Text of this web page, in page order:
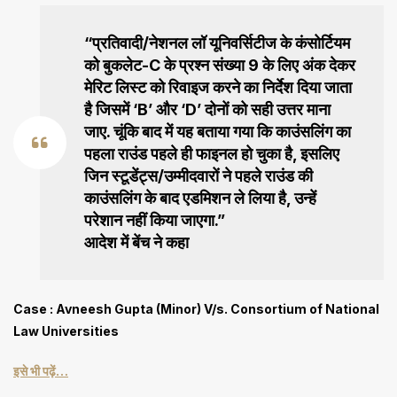
“प्रतिवादी/नेशनल लॉ यूनिवर्सिटीज के कंसोर्टियम
को बुकलेट-C के प्रश्न संख्या 9 के लिए अंक देकर
मेरिट लिस्ट को रिवाइज करने का निर्देश दिया जाता
है जिसमें ‘B’ और ‘D’ दोनों को सही उत्तर माना
जाए. चूंकि बाद में यह बताया गया कि काउंसलिंग का
पहला राउंड पहले ही फाइनल हो चुका है, इसलिए
जिन स्टूडेंट्स/उम्मीदवारों ने पहले राउंड की
काउंसलिंग के बाद एडमिशन ले लिया है, उन्हें
परेशान नहीं किया जाएगा.”
आदेश में बेंच ने कहा
Case : Avneesh Gupta (Minor) V/s. Consortium of National
Law Universities
इसे भी पढ़ें…